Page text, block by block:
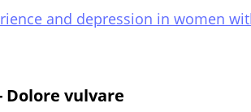
and depression in women
Dolore vulvare